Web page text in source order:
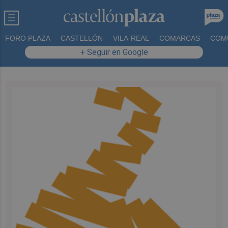
FORO PLAZA CASTELLÓN VILA-REAL COMARCAS
+ Seguir en Google